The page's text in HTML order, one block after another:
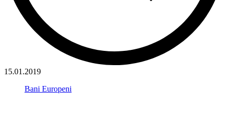
15.01.2019
Bani Europeni